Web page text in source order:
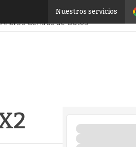
Nuestros servicios
SostenibilidadTendencias TI
Análisis Centros de Datos